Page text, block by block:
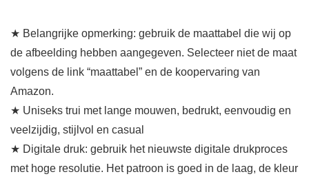
★ Belangrijke opmerking: gebruik de maattabel die wij op
de afbeelding hebben aangegeven. Selecteer niet de maat
volgens de link “maattabel” en de koopervaring van
Amazon.
★ Uniseks trui met lange mouwen, bedrukt, eenvoudig en
veelzijdig, stijlvol en casual
★ Digitale druk: gebruik het nieuwste digitale drukproces
met hoge resolutie. Het patroon is goed in de laag, de kleur